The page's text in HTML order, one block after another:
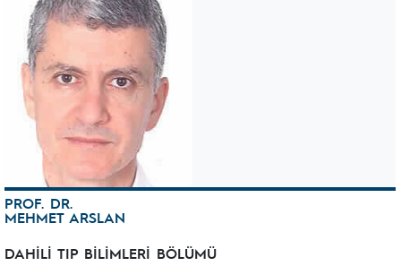
PROF. DR.
MEHMET ARSLAN
DAHİLİ TIP BİLİMLERİ BÖLÜMÜ